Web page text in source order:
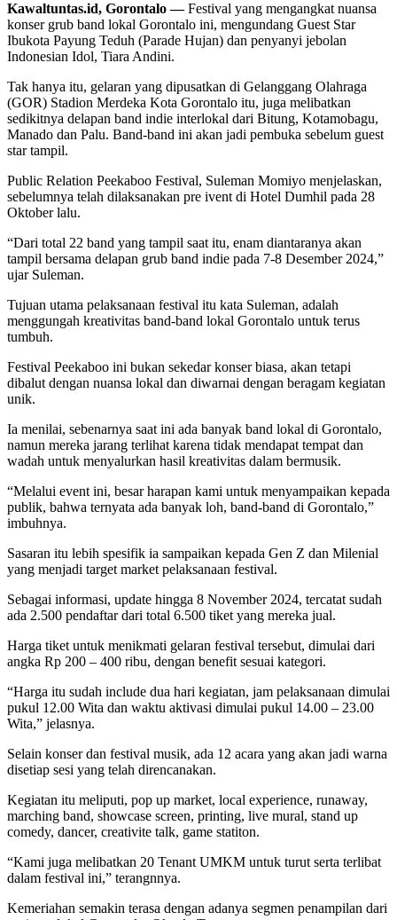
Kawaltuntas.id, Gorontalo—Festival yang mengangkat nuansa
konser grub band lokal Gorontalo ini, mengundang Guest Star
Ibukota Payung Teduh (Parade Hujan) dan penyanyi jebolan
Indonesian Idol, Tiara Andini.
Tak hanya itu, gelaran yang dipusatkan di Gelanggang Olahraga
(GOR) Stadion Merdeka Kota Gorontalo itu, juga melibatkan
sedikitnya delapan band indie interlokal dari Bitung, Kotamobagu,
Manado dan Palu. Band-band ini akan jadi pembuka sebelum guest
star tampil.
Public Relation Peekaboo Festival, Suleman Momiyo menjelaskan,
sebelumnya telah dilaksanakan pre ivent di Hotel Dumhil pada 28
Oktober lalu.
“Dari total 22 band yang tampil saat itu, enam diantaranya akan
tampil bersama delapan grub band indie pada 7-8 Desember 2024,”
ujar Suleman.
Tujuan utama pelaksanaan festival itu kata Suleman, adalah
menggungah kreativitas band-band lokal Gorontalo untuk terus
tumbuh.
Festival Peekaboo ini bukan sekedar konser biasa, akan tetapi
dibalut dengan nuansa lokal dan diwarnai dengan beragam kegiatan
unik.
Ia menilai, sebenarnya saat ini ada banyak band lokal di Gorontalo,
namun mereka jarang terlihat karena tidak mendapat tempat dan
wadah untuk menyalurkan hasil kreativitas dalam bermusik.
“Melalui event ini, besar harapan kami untuk menyampaikan kepada
publik, bahwa ternyata ada banyak loh, band-band di Gorontalo,”
imbuhnya.
Sasaran itu lebih spesifik ia sampaikan kepada Gen Z dan Milenial
yang menjadi target market pelaksanaan festival.
Sebagai informasi, update hingga 8 November 2024, tercatat sudah
ada 2.500 pendaftar dari total 6.500 tiket yang mereka jual.
Harga tiket untuk menikmati gelaran festival tersebut, dimulai dari
angka Rp 200 – 400 ribu, dengan benefit sesuai kategori.
“Harga itu sudah include dua hari kegiatan, jam pelaksanaan dimulai
pukul 12.00 Wita dan waktu aktivasi dimulai pukul 14.00 – 23.00
Wita,” jelasnya.
Selain konser dan festival musik, ada 12 acara yang akan jadi warna
disetiap sesi yang telah direncanakan.
Kegiatan itu meliputi, pop up market, local experience, runaway,
marching band, showcase screen, printing, live mural, stand up
comedy, dancer, creativite talk, game statiton.
“Kami juga melibatkan 20 Tenant UMKM untuk turut serta terlibat
dalam festival ini,” terangnnya.
Kemeriahan semakin terasa dengan adanya segmen penampilan dari